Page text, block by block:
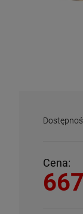
Cena: